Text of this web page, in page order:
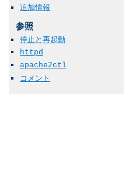
追加情報
参照
停止と再起動
httpd
apache2ctl
コメント